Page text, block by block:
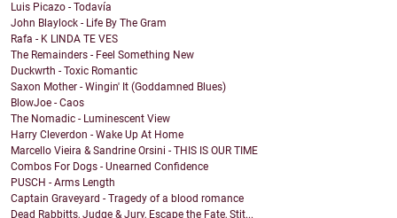
Luis Picazo - Todavía
John Blaylock - Life By The Gram
Rafa - K LINDA TE VES
The Remainders - Feel Something New
Duckwrth - Toxic Romantic
Saxon Mother - Wingin' It (Goddamned Blues)
BlowJoe - Caos
The Nomadic - Luminescent View
Harry Cleverdon - Wake Up At Home
Marcello Vieira & Sandrine Orsini - THIS IS OUR TIME
Combos For Dogs - Unearned Confidence
PUSCH - Arms Length
Captain Graveyard - Tragedy of a blood romance
Dead Rabbitts, Judge & Jury, Escape the Fate, Stit...